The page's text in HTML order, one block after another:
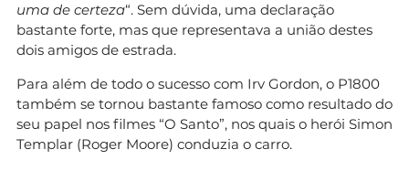
uma de certeza“. Sem dúvida, uma declaração
bastante forte, mas que representava a união destes
dois amigos de estrada.
Para além de todo o sucesso com Irv Gordon, o P1800
também se tornou bastante famoso como resultado do
seu papel nos filmes “O Santo”, nos quais o herói Simon
Templar (Roger Moore) conduzia o carro.